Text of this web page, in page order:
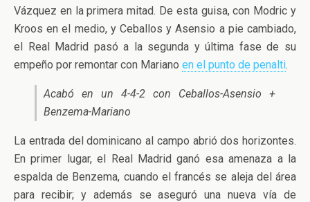
Vázquez en la primera mitad. De esta guisa, con Modric y
Kroos en el medio, y Ceballos y Asensio a pie cambiado,
el Real Madrid pasó a la segunda y última fase de su
empeño por remontar con Mariano en el punto de penalti.
Acabó en un 4-4-2 con Ceballos-Asensio +
Benzema-Mariano
La entrada del dominicano al campo abrió dos horizontes.
En primer lugar, el Real Madrid ganó esa amenaza a la
espalda de Benzema, cuando el francés se aleja del área
para recibir; y además se aseguró una nueva vía de